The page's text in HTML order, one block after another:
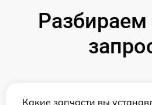
Какие запчасти вы